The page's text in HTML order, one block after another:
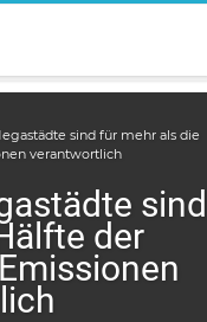
sind für mehr als die
verantwortlich
sind
der